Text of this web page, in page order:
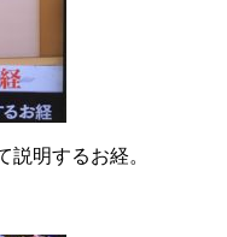
明するお経。